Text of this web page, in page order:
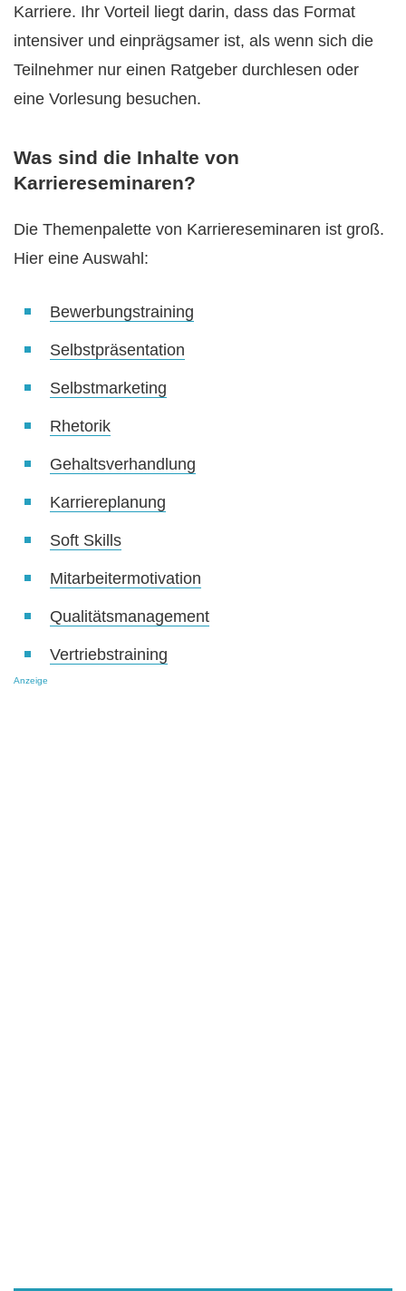
Karriere. Ihr Vorteil liegt darin, dass das Format
intensiver und einprägsamer ist, als wenn sich die
Teilnehmer nur einen Ratgeber durchlesen oder
eine Vorlesung besuchen.
Was sind die Inhalte von
Karriereseminaren?
Die Themenpalette von Karriereseminaren ist groß.
Hier eine Auswahl:
Bewerbungstraining
Selbstpräsentation
Selbstmarketing
Rhetorik
Gehaltsverhandlung
Karriereplanung
Soft Skills
Mitarbeitermotivation
Qualitätsmanagement
Vertriebstraining
Anzeige